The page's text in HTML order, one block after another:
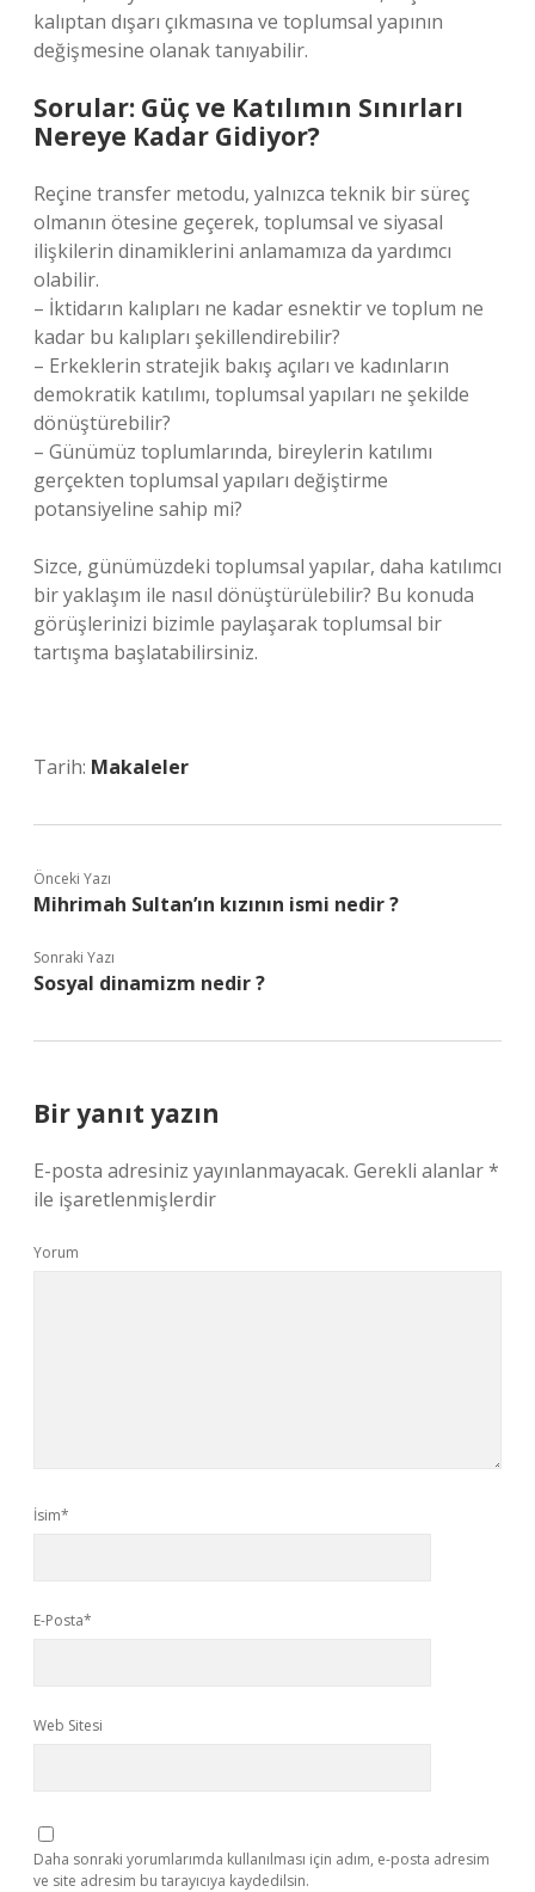
kalıptan dışarı çıkmasına ve toplumsal yapının
değişmesine olanak tanıyabilir.
Sorular: Güç ve Katılımın Sınırları
Nereye Kadar Gidiyor?
Reçine transfer metodu, yalnızca teknik bir süreç
olmanın ötesine geçerek, toplumsal ve siyasal
ilişkilerin dinamiklerini anlamamıza da yardımcı
olabilir.
– İktidarın kalıpları ne kadar esnektir ve toplum ne
kadar bu kalıpları şekillendirebilir?
– Erkeklerin stratejik bakış açıları ve kadınların
demokratik katılımı, toplumsal yapıları ne şekilde
dönüştürebilir?
– Günümüz toplumlarında, bireylerin katılımı
gerçekten toplumsal yapıları değiştirme
potansiyeline sahip mi?
Sizce, günümüzdeki toplumsal yapılar, daha katılımcı
bir yaklaşım ile nasıl dönüştürülebilir? Bu konuda
görüşlerinizi bizimle paylaşarak toplumsal bir
tartışma başlatabilirsiniz.
Tarih: Makaleler
Önceki Yazı
Mihrimah Sultan’ın kızının ismi nedir ?
Sonraki Yazı
Sosyal dinamizm nedir ?
Bir yanıt yazın
E-posta adresiniz yayınlanmayacak. Gerekli alanlar*
ile işaretlenmişlerdir
Yorum
İsim*
E-Posta*
Web Sitesi
Daha sonraki yorumlarımda kullanılması için adım, e-posta adresim
ve site adresim bu tarayıcıya kaydedilsin.